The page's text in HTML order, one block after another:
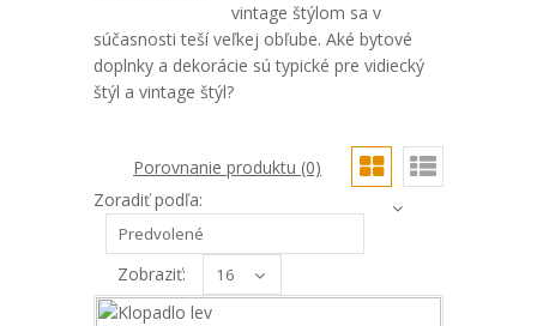
vintage štýlom sa v
súčasnosti teší veľkej obľube. Aké bytové
doplnky a dekorácie sú typické pre vidiecký
štýl a vintage štýl?
Porovnanie produktu (0)
Zoradiť podľa:
Zobraziť:
Klopadlo lev
Pokiaľ nepreferujete zvonček a vadí vám
jeho zvuk, či vám priam lezie na nervy,